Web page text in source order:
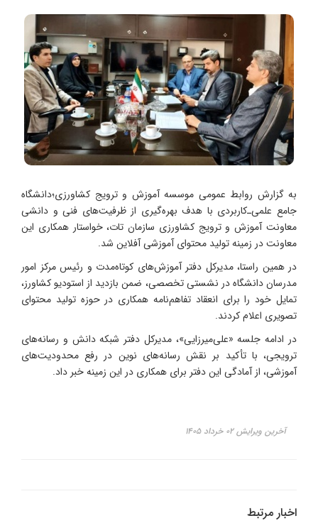
به گزارش روابط عمومی موسسه آموزش و ترویج کشاورزی؛دانشگاه
جامع علمی‌ـ‌کاربردی با هدف بهره‌گیری از ظرفیت‌های فنی و دانشی
معاونت آموزش و ترویج کشاورزی سازمان تات، خواستار همکاری این
معاونت در زمینه تولید محتوای آموزشی آفلاین شد.
در همین راستا، مدیرکل دفتر آموزش‌های کوتاه‌مدت و رئیس مرکز امور
مدرسان دانشگاه در نشستی تخصصی، ضمن بازدید از استودیو کشاورز،
تمایل خود را برای انعقاد تفاهم‌نامه همکاری در حوزه تولید محتوای
تصویری اعلام کردند.
در ادامه جلسه «علی‌میرزایی»، مدیرکل دفتر شبکه دانش و رسانه‌های
ترویجی، با تأکید بر نقش رسانه‌های نوین در رفع محدودیت‌های
آموزشی، از آمادگی این دفتر برای همکاری در این زمینه خبر داد.
آخرین ویرایش ۰۲ خرداد ۱۴۰۵
اخبار مرتبط